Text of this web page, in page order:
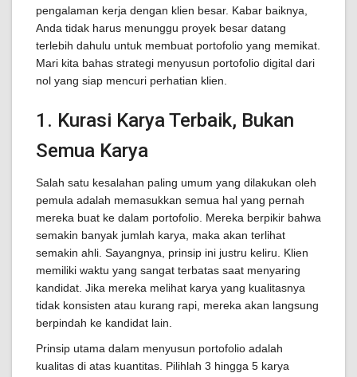
pengalaman kerja dengan klien besar. Kabar baiknya,
Anda tidak harus menunggu proyek besar datang
terlebih dahulu untuk membuat portofolio yang memikat.
Mari kita bahas strategi menyusun portofolio digital dari
nol yang siap mencuri perhatian klien.
1. Kurasi Karya Terbaik, Bukan
Semua Karya
Salah satu kesalahan paling umum yang dilakukan oleh
pemula adalah memasukkan semua hal yang pernah
mereka buat ke dalam portofolio. Mereka berpikir bahwa
semakin banyak jumlah karya, maka akan terlihat
semakin ahli. Sayangnya, prinsip ini justru keliru. Klien
memiliki waktu yang sangat terbatas saat menyaring
kandidat. Jika mereka melihat karya yang kualitasnya
tidak konsisten atau kurang rapi, mereka akan langsung
berpindah ke kandidat lain.
Prinsip utama dalam menyusun portofolio adalah
kualitas di atas kuantitas. Pilihlah 3 hingga 5 karya